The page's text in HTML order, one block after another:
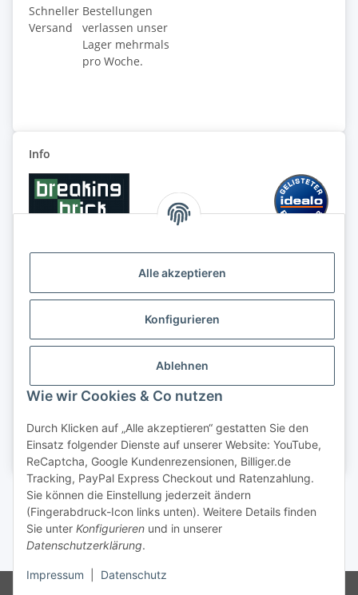
Alle akzeptieren
Konfigurieren
Ablehnen
Wie wir Cookies & Co nutzen
Durch Klicken auf „Alle akzeptieren“ gestatten Sie den
Einsatz folgender Dienste auf unserer Website: YouTube,
ReCaptcha, Google Kundenrezensionen, Billiger.de
Tracking, PayPal Express Checkout und Ratenzahlung.
Sie können die Einstellung jederzeit ändern
(Fingerabdruck-Icon links unten). Weitere Details finden
Sie unter Konfigurieren und in unserer
Datenschutzerklärung.
Impressum Datenschutz
Schneller
Versand
Bestellungen
verlassen unser
Lager mehrmals
pro Woche.
Info
* inkl. gesetzl. MwSt.